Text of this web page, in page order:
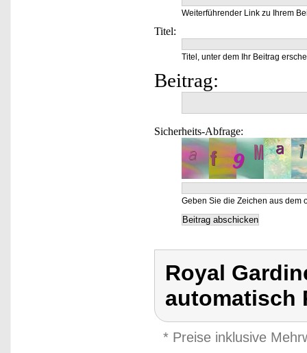
Weiterführender Link zu Ihrem
Titel:
Titel, unter dem Ihr Beitrag
Beitrag:
Sicherheits-Abfrage:
Geben Sie die Zeichen aus dem
Royal
automatisch
* Preise inklusive